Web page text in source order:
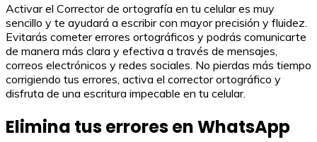
Activar el Corrector de ortografía en tu celular es muy
sencillo y te ayudará a escribir con mayor precisión y fluidez.
Evitarás cometer errores ortográficos y podrás comunicarte
de manera más clara y efectiva a través de mensajes,
correos electrónicos y redes sociales. No pierdas más tiempo
corrigiendo tus errores, activa el corrector ortográfico y
disfruta de una escritura impecable en tu celular.
Elimina tus errores en WhatsApp